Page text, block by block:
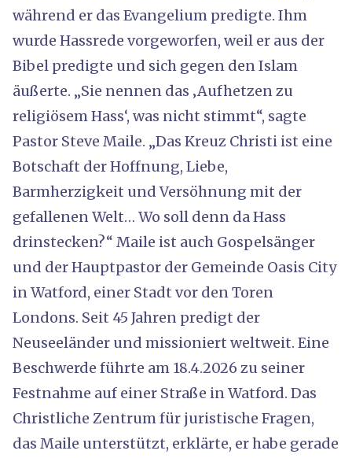
während er das Evangelium predigte. Ihm
wurde Hassrede vorgeworfen, weil er aus der
Bibel predigte und sich gegen den Islam
äußerte. „Sie nennen das ‚Aufhetzen zu
religiösem Hass‘, was nicht stimmt“, sagte
Pastor Steve Maile. „Das Kreuz Christi ist eine
Botschaft der Hoffnung, Liebe,
Barmherzigkeit und Versöhnung mit der
gefallenen Welt… Wo soll denn da Hass
drinstecken?“ Maile ist auch Gospelsänger
und der Hauptpastor der Gemeinde Oasis City
in Watford, einer Stadt vor den Toren
Londons. Seit 45 Jahren predigt der
Neuseeländer und missioniert weltweit. Eine
Beschwerde führte am 18.4.2026 zu seiner
Festnahme auf einer Straße in Watford. Das
Christliche Zentrum für juristische Fragen,
das Maile unterstützt, erklärte, er habe gerade